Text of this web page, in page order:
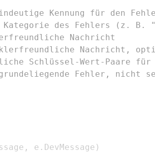
Kennung für den Fehler
des Fehlers (z. B.
Nachricht
Nachricht,
Schlüssel-Wert-Paare für
Fehler, nicht
, e . DevMessage )